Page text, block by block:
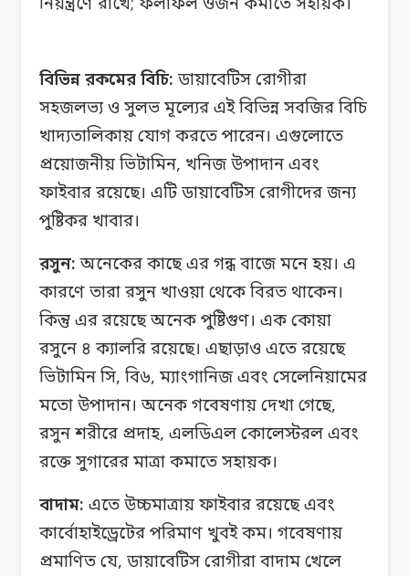
নিয়ন্ত্রণে রাখে; ফলাফল ওজন কমাতে সহায়ক।
বিভিন্ন রকমের বিচি: ডায়াবেটিস রোগীরা
সহজলভ্য ও সুলভ মূল্যের এই বিভিন্ন সবজির বিচি
খাদ্যতালিকায় যোগ করতে পারেন। এগুলোতে
প্রয়োজনীয় ভিটামিন, খনিজ ‍উপাদান এবং
ফাইবার রয়েছে। এটি ডায়াবেটিস রোগীদের জন্য
পুষ্টিকর খাবার।
রসুন: অনেকের কাছে এর গন্ধ বাজে মনে হয়। এ
কারণে তারা রসুন খাওয়া থেকে বিরত থাকেন।
কিন্তু এর রয়েছে অনেক পুষ্টিগুণ। এক কোয়া
রসুনে ৪ ক্যালরি রয়েছে। এছাড়াও এতে রয়েছে
ভিটামিন সি, বি৬, ম্যাংগানিজ এবং সেলেনিয়ামের
মতো উপাদান। অনেক গবেষণায় দেখা গেছে,
রসুন শরীরে প্রদাহ, এলডিএল কোলেস্টরল এবং
রক্তে সুগারের মাত্রা কমাতে সহায়ক।
বাদাম: এতে উচ্চমাত্রায় ফাইবার রয়েছে এবং
কার্বোহাইড্রেটের পরিমাণ খুবই কম। গবেষণায়
প্রমাণিত যে, ডায়াবেটিস রোগীরা বাদাম খেলে